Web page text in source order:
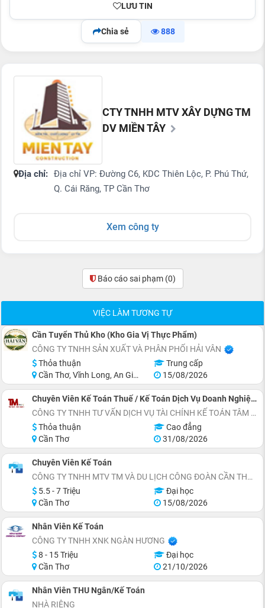
LƯU TIN
Chia sẻ 888
CTY TNHH MTV XÂY DỰNG TM
DV MIỀN TÂY
Địa chỉ: Địa chỉ VP: Đường C6, KDC Thiên Lộc, P. Phú Thứ,
Q. Cái Răng, TP Cần Thơ
Xem công ty
Báo cáo sai phạm (0)
VIỆC LÀM TƯƠNG TỰ
Cần Tuyển Thủ Kho (Kho Gia Vị Thực Phẩm)
CÔNG TY TNHH SẢN XUẤT VÀ PHÂN PHỐI HẢI VÂN
Thỏa thuận
Trung cấp
Cần Thơ, Vĩnh Long, An Giang, Kiên Giang, Đồng Tháp, Hậu Giang
15/08/2026
Chuyên Viên Kế Toán Thuế / Kế Toán Dịch Vụ Doanh Nghiệp - Cần Thơ
CÔNG TY TNHH TƯ VẤN DỊCH VỤ TÀI CHÍNH KẾ TOÁN TÂM MINH
Thỏa thuận
Cao đẳng
Cần Thơ
31/08/2026
Chuyên Viên Kế Toán
CÔNG TY TNHH MTV TM VÀ DU LỊCH CÔNG ĐOÀN CẦN THƠ (KHÁCH SẠN CÔNG ĐOÀN)
5.5 - 7 Triệu
Đại học
Cần Thơ
15/08/2026
Nhân Viên Kế Toán
CÔNG TY TNHH XNK NGÀN HƯƠNG
8 - 15 Triệu
Đại học
Cần Thơ
21/10/2026
Nhân Viên THU Ngân/Kế Toán
NHÀ RIÊNG